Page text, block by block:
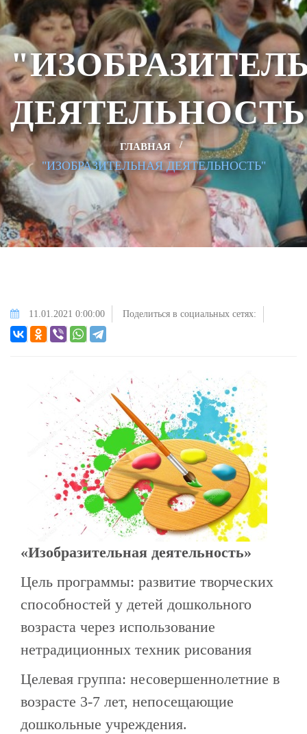
ГЛАВНАЯ
"ИЗОБРАЗИТЕЛЬНАЯ ДЕЯТЕЛЬНОСТЬ"
11.01.2021 0:00:00 Поделиться в социальных сетях:
«Изобразительная деятельность»
Цель программы: развитие творческих
способностей у детей дошкольного
возраста через использование
нетрадиционных техник рисования
Целевая группа: несовершеннолетние в
возрасте 3-7 лет, непосещающие
дошкольные учреждения.